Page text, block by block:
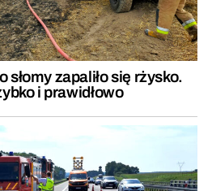
słomy zapaliło się rżysko.
i prawidłowo